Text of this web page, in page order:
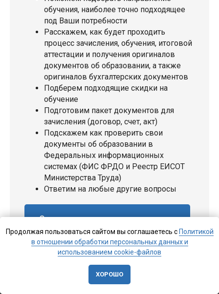
обучения, наиболее точно подходящее
под Ваши потребности
Расскажем, как будет проходить
процесс зачисления, обучения, итоговой
аттестации и получения оригиналов
документов об образовании, а также
оригиналов бухгалтерских документов
Подберем подходящие скидки на
обучение
Подготовим пакет документов для
зачисления (договор, счет, акт)
Подскажем как проверить свои
документы об образовании в
Федеральных информационных
системах (ФИС ФРДО и Реестр ЕИСОТ
Министерства Труда)
Ответим на любые другие вопросы
Отправить заявку на консультацию
Продолжая пользоваться сайтом вы соглашаетесь с Политикой
в отношении обработки персональных данных и
использованием cookie-файлов
ХОРОШО